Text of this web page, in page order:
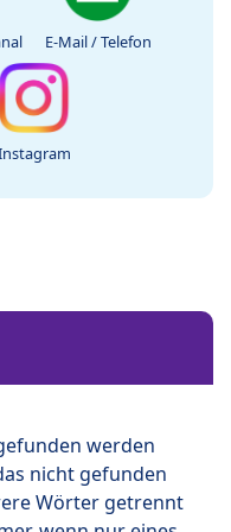
E-Mail / Telefon
werden
nicht gefunden
Wörter getrennt